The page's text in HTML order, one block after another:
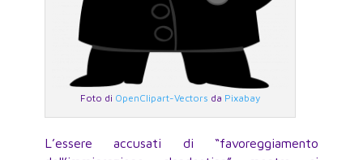
Foto di OpenClipart-Vectors da Pixabay
L’essere accusati di “favoreggiamento